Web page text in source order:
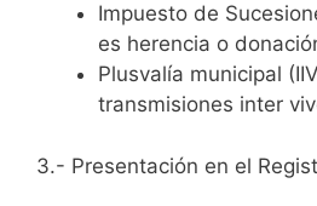
Impuesto de
es herencia o
Plusvalía municipal
transmisiones inter
3.- Presentación en el